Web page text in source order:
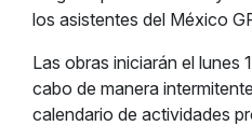
los asistentes del México
Las obras iniciarán el lunes
cabo de manera
calendario de actividades